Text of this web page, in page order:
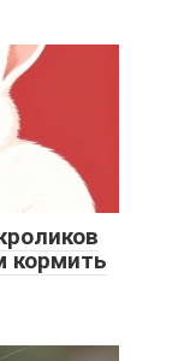
кормить